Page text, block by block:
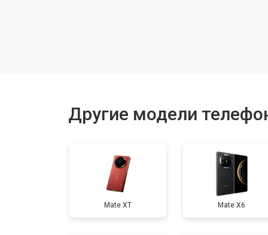
Замена задней крышки
Замена дисплея (экрана)
Другие модели
Mate XT Mate X6